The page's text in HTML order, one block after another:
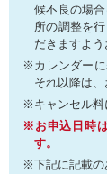
候不良の場
所の調整を
だきますよう
※カレンダーに
それ以降は、
※キャンセル料
※お申込日時
す。
※下記に記載の